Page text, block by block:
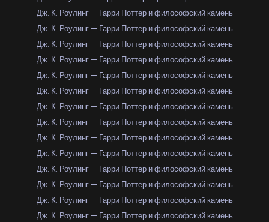
Дж. К. Роулинг — Гарри Поттер и философский камень
Дж. К. Роулинг — Гарри Поттер и философский камень
Дж. К. Роулинг — Гарри Поттер и философский камень
Дж. К. Роулинг — Гарри Поттер и философский камень
Дж. К. Роулинг — Гарри Поттер и философский камень
Дж. К. Роулинг — Гарри Поттер и философский камень
Дж. К. Роулинг — Гарри Поттер и философский камень
Дж. К. Роулинг — Гарри Поттер и философский камень
Дж. К. Роулинг — Гарри Поттер и философский камень
Дж. К. Роулинг — Гарри Поттер и философский камень
Дж. К. Роулинг — Гарри Поттер и философский камень
Дж. К. Роулинг — Гарри Поттер и философский камень
Дж. К. Роулинг — Гарри Поттер и философский камень
Дж. К. Роулинг — Гарри Поттер и философский камень